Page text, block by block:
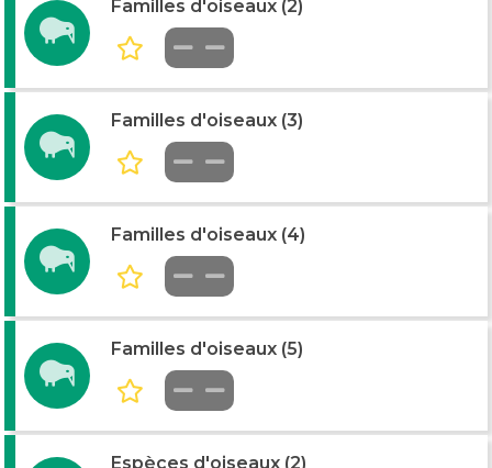
Familles d'oiseaux (2)
Familles d'oiseaux (3)
Familles d'oiseaux (4)
Familles d'oiseaux (5)
Espèces d'oiseaux (2)